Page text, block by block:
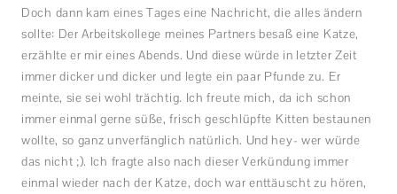
Doch dann kam eines Tages eine Nachricht, die alles ändern
sollte: Der Arbeitskollege meines Partners besaß eine Katze,
erzählte er mir eines Abends. Und diese würde in letzter Zeit
immer dicker und dicker und legte ein paar Pfunde zu. Er
meinte, sie sei wohl trächtig. Ich freute mich, da ich schon
immer einmal gerne süße, frisch geschlüpfte Kitten bestaunen
wollte, so ganz unverfänglich natürlich. Und hey- wer würde
das nicht ;). Ich fragte also nach dieser Verkündung immer
einmal wieder nach der Katze, doch war enttäuscht zu hören,